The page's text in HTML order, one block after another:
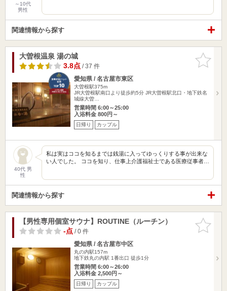
～10代
男性
関連情報から探す
お気に入
りに追加
大曽根温泉 湯の城
3.8点/ 37 件
愛知県 / 名古屋市東区
大曽根駅375m
JR大曽根駅南口より徒歩約5分 JR大曽根駅北口・地下鉄名
城線大曽…
営業時間 6:00～25:00
入浴料金 800円～
日帰り カップル
40代 男
性
私は実はココを知るまでは銭湯に入ってゆっくりする事が出来な
い人でした。 ココを知り、仕事上介護福祉士である医療従事者…
関連情報から探す
お気に入
りに追加
【男性専用個室サウナ】ROUTINE（ルーチン）
-点/ 0 件
愛知県 / 名古屋市中区
丸の内駅157m
地下鉄丸の内駅 1番出口 徒歩1分
営業時間 6:00～26:00
入浴料金 2,500円～
日帰り カップル